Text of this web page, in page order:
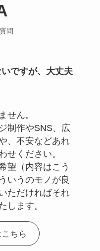
問
ですが、大丈夫
せん。
制作やSNS、広
、不安などあれ
せください。
望（内容はこう
いうのモノが良
ただければそれ
します。
ちら